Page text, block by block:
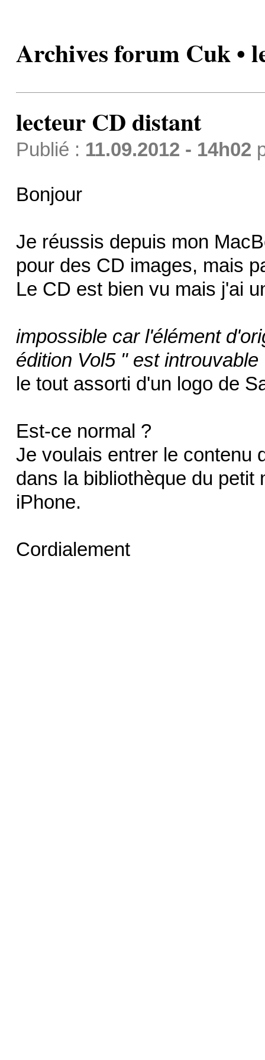
Archives forum Cuk •
lecteur CD distant
Publié : 11.09.2012 - 14h02
Bonjour
Je réussis depuis mon
pour des CD images, mais
Le CD est bien vu mais j'ai
impossible car l'élément
édition Vol5 " est introuvable
le tout assorti d'un logo de
Est-ce normal ?
Je voulais entrer le contenu
dans la bibliothèque du
iPhone.
Cordialement